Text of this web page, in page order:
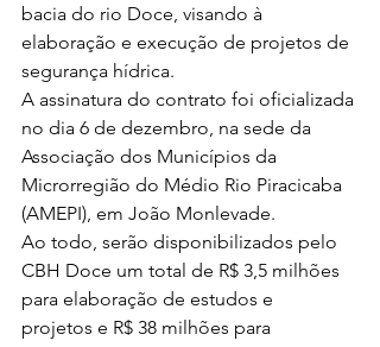
bacia do rio Doce, visando à
elaboração e execução de projetos de
segurança hídrica.
A assinatura do contrato foi oficializada
no dia 6 de dezembro, na sede da
Associação dos Municípios da
Microrregião do Médio Rio Piracicaba
(AMEPI), em João Monlevade.
Ao todo, serão disponibilizados pelo
CBH Doce um total de R$ 3,5 milhões
para elaboração de estudos e
projetos e R$ 38 milhões para